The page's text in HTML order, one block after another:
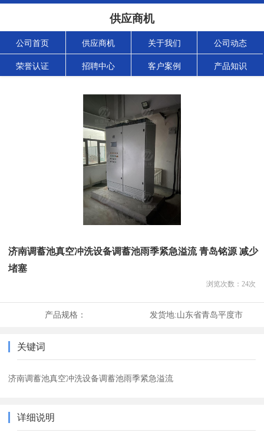
供应商机
公司首页 供应商机 关于我们 公司动态
荣誉认证 招聘中心 客户案例 产品知识
济南调蓄池真空冲洗设备调蓄池雨季紧急溢流 青岛铭源 减少
堵塞
浏览次数： 24次
产品规格： 发货地:山东省青岛平度市
关键词
济南调蓄池真空冲洗设备调蓄池雨季紧急溢流
详细说明